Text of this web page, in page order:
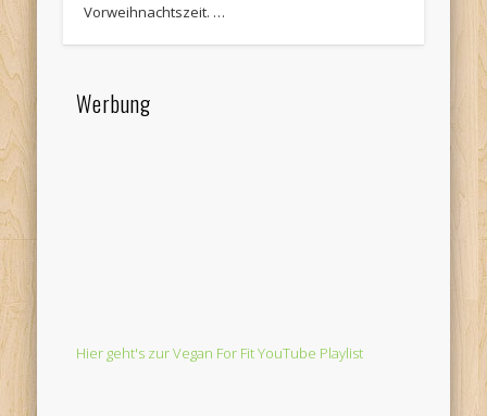
Vorweihnachtszeit. …
Werbung
Hier geht's zur Vegan For Fit YouTube Playlist